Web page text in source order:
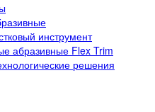
инструмент
абразивные Flex Trim
решения